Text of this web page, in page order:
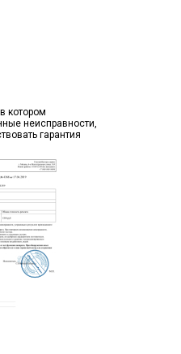
котором
неисправности,
гарантия